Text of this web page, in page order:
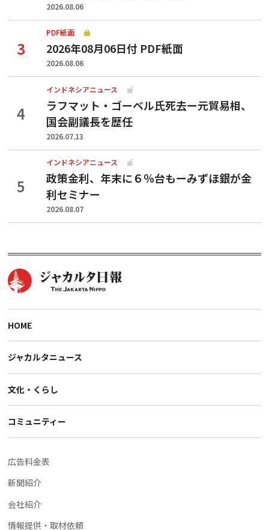
2026.08.06
PDF紙面
2026年08月06日付 PDF紙面
2026.08.06
インドネシアニュース
ラフマット・ゴーベル氏死去ー元貿易相、
国会副議長を歴任
2026.07.13
インドネシアニュース
政策金利、年末に６％台もーみずほ銀が金
利セミナー
2026.08.07
HOME
ジャカルタニュース
文化・くらし
コミュニティー
広告料金表
新聞紹介
会社紹介
情報提供・取材依頼